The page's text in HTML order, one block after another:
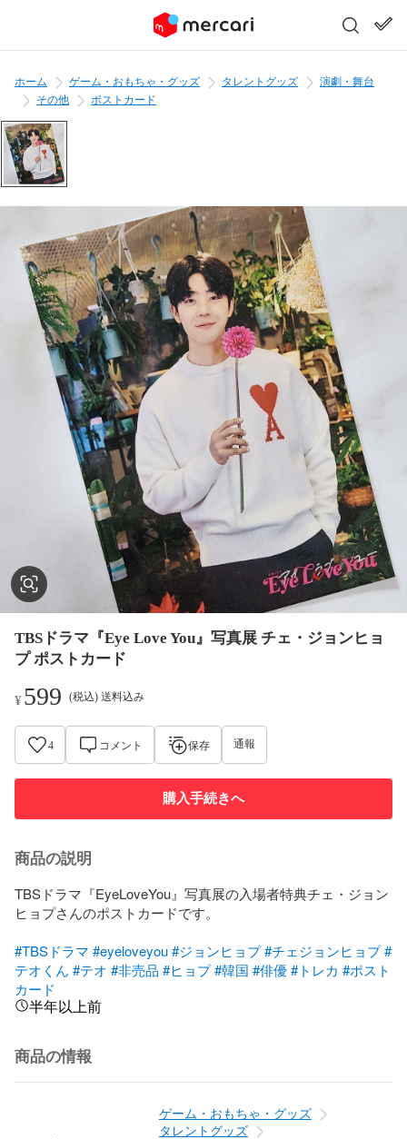
ホーム ゲーム・おもちゃ・グッズ タレントグッズ
演劇・舞台
その他
ポストカード
TBSドラマ『Eye Love You』写真展 チェ・ジョンヒョ
プ ポストカード
¥599 (税込) 送料込み
4 コメント 保存 通報
購入手続きへ
商品の説明
TBSドラマ『EyeLoveYou』写真展の入場者特典チェ・ジョン
ヒョプさんのポストカードです。
#TBSドラマ #eyeloveyou#ジョンヒョプ#チェジョンヒョプ#
テオくん #テオ #非売品 #ヒョプ#韓国 #俳優#トレカ #ポスト
カード
半年以上前
商品の情報
ゲーム・おもちゃ・グッズ
タレントグッズ